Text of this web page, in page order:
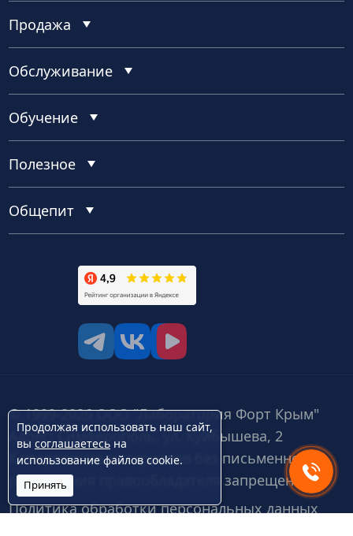
Продажа
Обслуживание
Обучение
Полезное
Общепит
© 1999-2026 ООО "Лаборатория Форт Крым"
Адрес: Симферополь, ул. Куйбышева, 2
Копирование материалов без письменного
разрешения правообладателя запрещено.
Политика обработки персональных данных
Продолжая использовать наш сайт,
вы соглашаетесь на
использование файлов cookie.
Принять